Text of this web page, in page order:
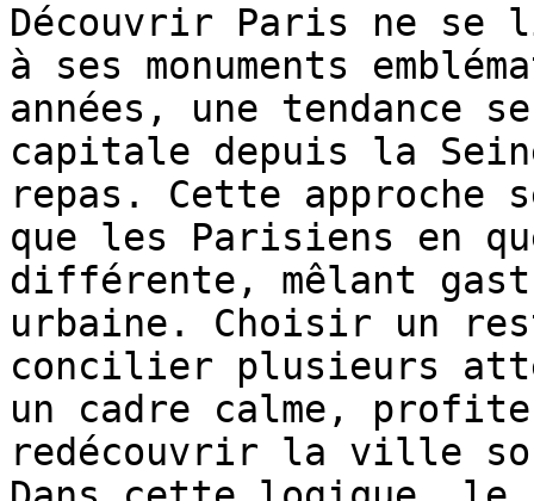
Découvrir Paris ne se
à ses monuments
années, une tendance
capitale depuis la
repas. Cette
que les Parisiens en
différente, mêlant
urbaine. Choisir un
concilier plusieurs
un cadre calme,
redécouvrir la ville